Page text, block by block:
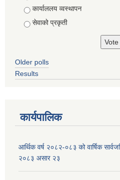
कार्याललय व्वस्थापन
सेवाको प्रकृती
Older polls
Results
कार्यपालिक
आर्थिक वर्ष २०८२-०८३ को वार्षिक
२०८३ असार २३